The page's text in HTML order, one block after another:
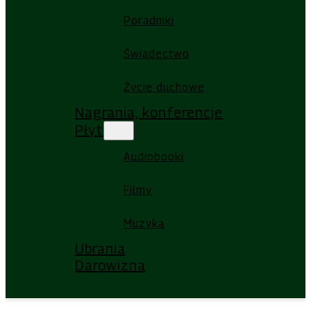
Poradniki
Świadectwo
Życie duchowe
Nagrania, konferencje
Płyty
Audiobooki
Filmy
Muzyka
Ubrania
Darowizna